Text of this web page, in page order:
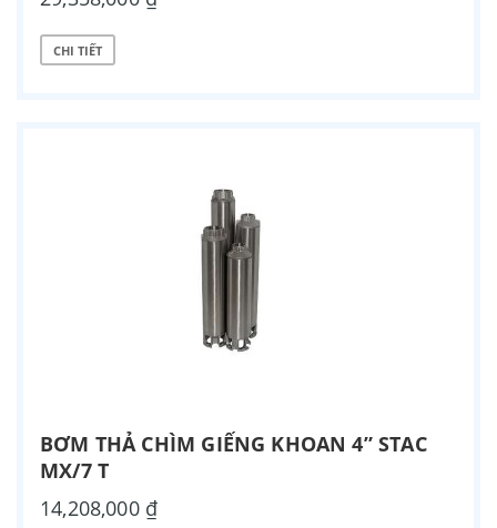
CHI TIẾT
BƠM THẢ CHÌM GIẾNG KHOAN 4” STAC
MX/7 T
14,208,000 ₫